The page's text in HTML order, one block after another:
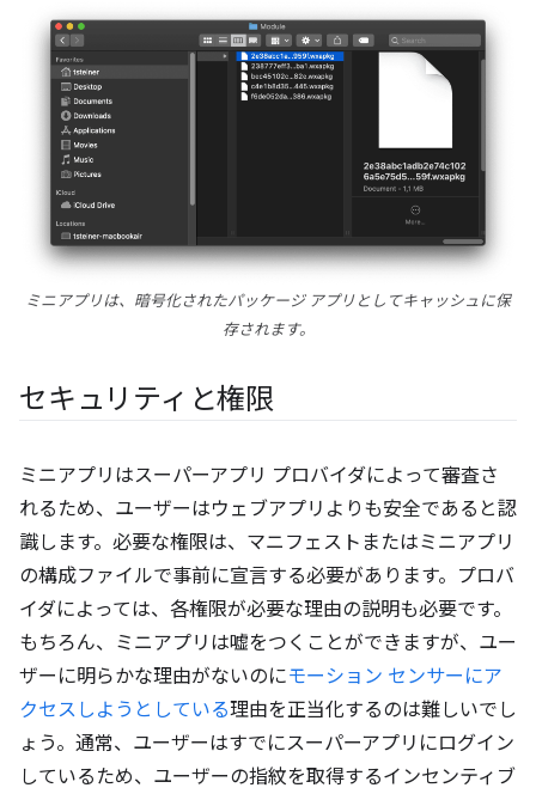
ミニアプリは、暗号化されたパッケージ アプリとしてキャッシュに保
存されます。
セキュリティと権限
ミニアプリはスーパーアプリ プロバイダによって審査さ
れるため、ユーザーはウェブアプリよりも安全であると認
識します。必要な権限は、マニフェストまたはミニアプリ
の構成ファイルで事前に宣言する必要があります。プロバ
イダによっては、各権限が必要な理由の説明も必要です。
もちろん、ミニアプリは嘘をつくことができますが、ユー
ザーに明らかな理由がないのにモーション センサーにア
クセスしようとしている理由を正当化するのは難しいでし
ょう。通常、ユーザーはすでにスーパーアプリにログイン
しているため、ユーザーの指紋を取得するインセンティブ